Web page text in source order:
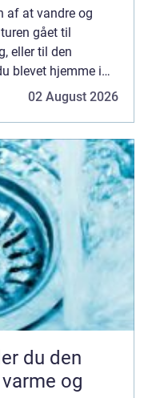
af at vandre og
gået til
eller til den
blevet hjemme i
og vandr...
02 August 2026
og